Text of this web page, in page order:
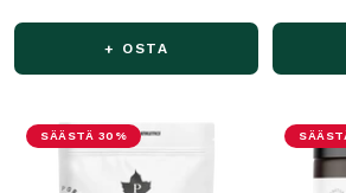
+ OSTA
SÄÄSTÄ 30%